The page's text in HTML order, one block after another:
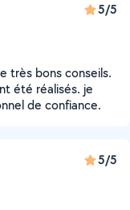
5/5
très bons conseils.
été réalisés. je
de confiance.
5/5